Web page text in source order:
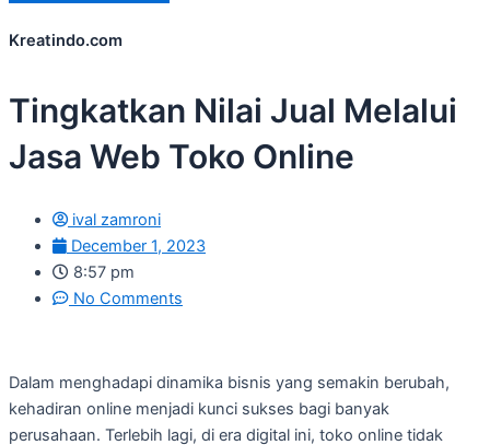
Kreatindo.com
Tingkatkan Nilai Jual Melalui
Jasa Web Toko Online
ival zamroni
December 1, 2023
8:57 pm
No Comments
Dalam menghadapi dinamika bisnis yang semakin berubah,
kehadiran online menjadi kunci sukses bagi banyak
perusahaan. Terlebih lagi, di era digital ini, toko online tidak